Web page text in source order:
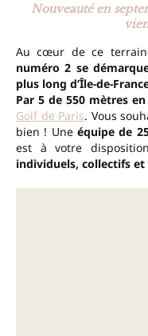
Nouveauté en
Au cœur de ce terrain
numéro 2 se
plus long d’Île-de-
Par 5 de 550 mètres
Golf de Paris. Vous
bien ! Uneéquipe de
est à votre
individuels, collectifs